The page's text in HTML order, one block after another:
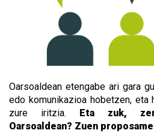
Oarsoaldean etengabe ari gara
edo komunikazioa hobetzen, eta
zure iritzia.
Eta zuk,
Oarsoaldean? Zuen